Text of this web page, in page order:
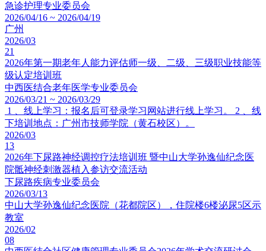
急诊护理专业委员会
2026/04/16 ~ 2026/04/19
广州
2026/03
21
2026年第一期老年人能力评估师一级、二级、三级职业技能等
级认定培训班
中西医结合老年医学专业委员会
2026/03/21 ~ 2026/03/29
1 、线上学习：报名后可登录学习网站进行线上学习。 2 、线
下培训地点：广州市技师学院（黄石校区）。
2026/03
13
2026年下尿路神经调控疗法培训班 暨中山大学孙逸仙纪念医
院骶神经刺激器植入参访交流活动
下尿路疾病专业委员会
2026/03/13
中山大学孙逸仙纪念医院（花都院区），住院楼6楼泌尿5区示
教室
2026/02
08